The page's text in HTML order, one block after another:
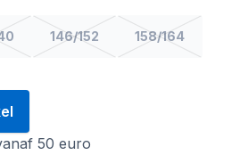
146/152 158/164
50 euro